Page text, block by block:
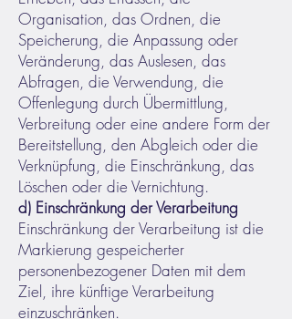
Organisation, das Ordnen, die
Speicherung, die Anpassung oder
Veränderung, das Auslesen, das
Abfragen, die Verwendung, die
Offenlegung durch Übermittlung,
Verbreitung oder eine andere Form der
Bereitstellung, den Abgleich oder die
Verknüpfung, die Einschränkung, das
Löschen oder die Vernichtung.
d) Einschränkung der Verarbeitung
Einschränkung der Verarbeitung ist die
Markierung gespeicherter
personenbezogener Daten mit dem
Ziel, ihre künftige Verarbeitung
einzuschränken.